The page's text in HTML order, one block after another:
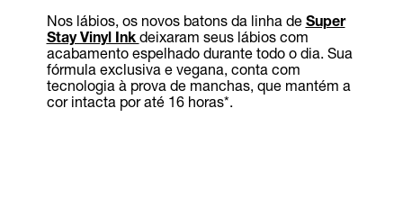
Nos lábios, os novos batons da linha de Super
Stay Vinyl Ink deixaram seus lábios com
acabamento espelhado durante todo o dia. Sua
fórmula exclusiva e vegana, conta com
tecnologia à prova de manchas, que mantém a
cor intacta por até 16 horas*.